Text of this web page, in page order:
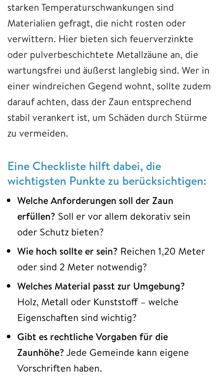
starken Temperaturschwankungen sind
Materialien gefragt, die nicht rosten oder
verwittern. Hier bieten sich feuerverzinkte
oder pulverbeschichtete Metallzäune an, die
wartungsfrei und äußerst langlebig sind. Wer in
einer windreichen Gegend wohnt, sollte zudem
darauf achten, dass der Zaun entsprechend
stabil verankert ist, um Schäden durch Stürme
zu vermeiden.
Eine Checkliste hilft dabei, die
wichtigsten Punkte zu berücksichtigen:
Welche Anforderungen soll der Zaun
erfüllen? Soll er vor allem dekorativ sein
oder Schutz bieten?
Wie hoch sollte er sein? Reichen 1,20 Meter
oder sind 2 Meter notwendig?
Welches Material passt zur Umgebung?
Holz, Metall oder Kunststoff – welche
Eigenschaften sind wichtig?
Gibt es rechtliche Vorgaben für die
Zaunhöhe?Jede Gemeinde kann eigene
Vorschriften haben.